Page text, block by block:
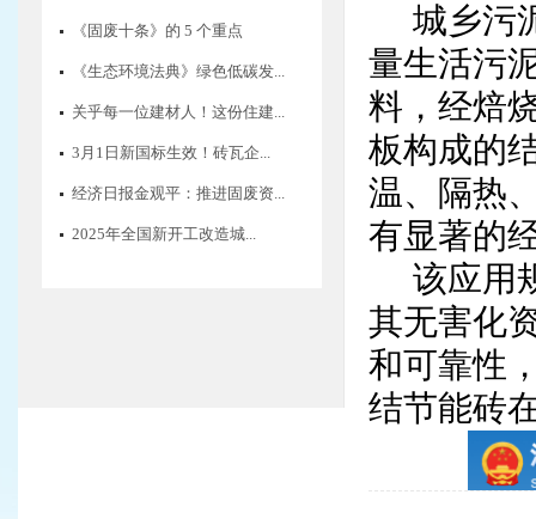
《固废十条》的 5 个重点
《生态环境法典》绿色低碳发...
关乎每一位建材人！这份住建...
3月1日新国标生效！砖瓦企...
经济日报金观平：推进固废资...
2025年全国新开工改造城...
城乡污
量生活污
料，经焙
板构成的
温、隔热
有显著的
该应用
其无害化
和可靠性
结节能砖